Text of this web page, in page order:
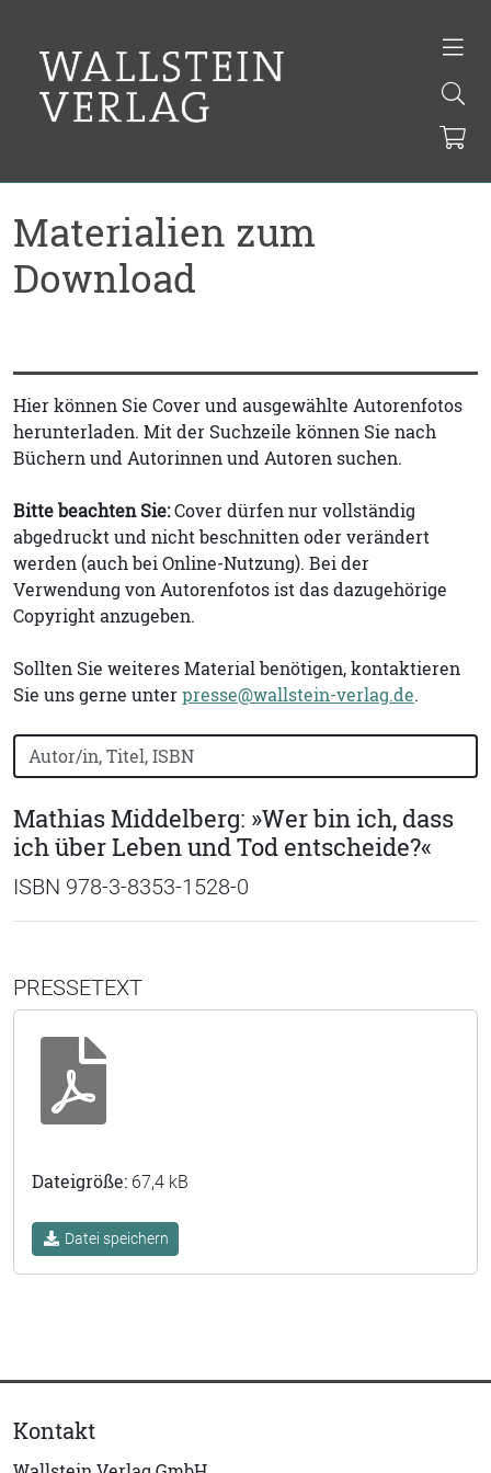
Materialien zum
Download
Hier können Sie Cover und ausgewählte Autorenfotos
herunterladen. Mit der Suchzeile können Sie nach
Büchern und Autorinnen und Autoren suchen.
Bitte beachten Sie:Cover dürfen nur vollständig
abgedruckt und nicht beschnitten oder verändert
werden (auch bei Online-Nutzung). Bei der
Verwendung von Autorenfotos ist das dazugehörige
Copyright anzugeben.
Sollten Sie weiteres Material benötigen, kontaktieren
Sie uns gerne unterpresse@wallstein-verlag.de.
Bücher nach Buchtitel, Autorennamen oder ISBN
Mathias Middelberg: »Wer bin ich, dass
ich über Leben und Tod entscheide?«
ISBN 978-3-8353-1528-0
PRESSETEXT
Dateigröße: 67,4 kB
Datei speichern
Kontakt